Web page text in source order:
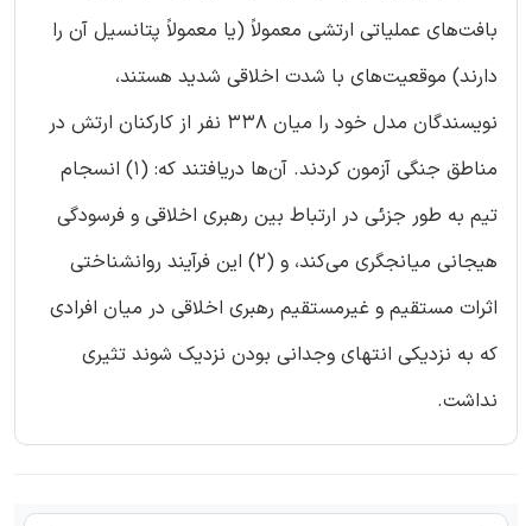
بافت‌های عملیاتی ارتشی معمولاً (یا معمولاً پتانسیل آن را
دارند) موقعیت‌های با شدت اخلاقی شدید هستند،
نویسندگان مدل خود را میان 338 نفر از کارکنان ارتش در
مناطق جنگی آزمون کردند. آن‌ها دریافتند که: (1) انسجام
تیم به طور جزئی در ارتباط بین رهبری اخلاقی و فرسودگی
هیجانی میانجگری می‌کند، و (2) این فرآیند روانشناختی
اثرات مستقیم و غیرمستقیم رهبری اخلاقی در میان افرادی
که به نزدیکی انتهای وجدانی بودن نزدیک شوند تثیری
نداشت.